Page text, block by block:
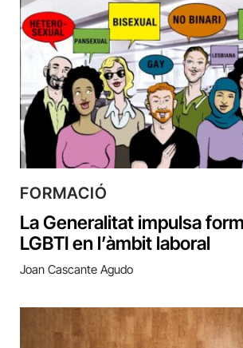
FORMACIÓ
La Generalitat impulsa
LGBTI en l’àmbit laboral
Joan Cascante Agudo